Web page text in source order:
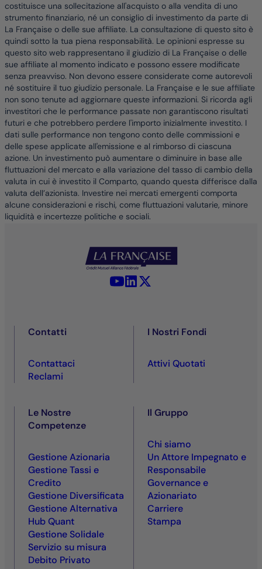
costituisce una sollecitazione all'acquisto o alla vendita di uno
strumento finanziario, né un consiglio di investimento da parte di
La Française o delle sue affiliate. La consultazione di questo sito è
quindi sotto la tua piena responsabilità. Le opinioni espresse su
questo sito web rappresentano il giudizio di La Française o delle
sue affiliate al momento indicato e possono essere modificate
senza preavviso. Non devono essere considerate come autorevoli
né sostituire il tuo giudizio personale. La Française e le sue affiliate
non sono tenute ad aggiornare queste informazioni. Si ricorda agli
investitori che le performance passate non garantiscono risultati
futuri e che potrebbero perdere l'importo inizialmente investito. I
dati sulle performance non tengono conto delle commissioni e
delle spese applicate all'emissione e al rimborso di ciascuna
azione. Un investimento può aumentare o diminuire in base alle
fluttuazioni del mercato e alla variazione del tasso di cambio della
valuta in cui è investito il Comparto, quando questa differisce dalla
valuta dell’azionista. Investire nei mercati emergenti comporta
alcune considerazioni e rischi, come fluttuazioni valutarie, minore
liquidità e incertezze politiche e sociali.
YouTube - La Française
LinkedIn - La Française
Contatti
Contattaci
Reclami
I Nostri Fondi
Attivi Quotati
Le Nostre
Competenze
Gestione Azionaria
Gestione Tassi e
Credito
Gestione Diversificata
Gestione Alternativa
Hub Quant
Gestione Solidale
Servizio su misura
Debito Privato
Il Gruppo
Chi siamo
Un Attore Impegnato e
Responsabile
Governance e
Azionariato
Carriere
Stampa